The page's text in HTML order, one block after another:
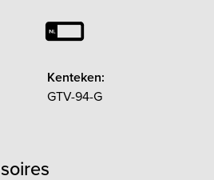
maanden garantie
Kenteken:
GTV-94-G